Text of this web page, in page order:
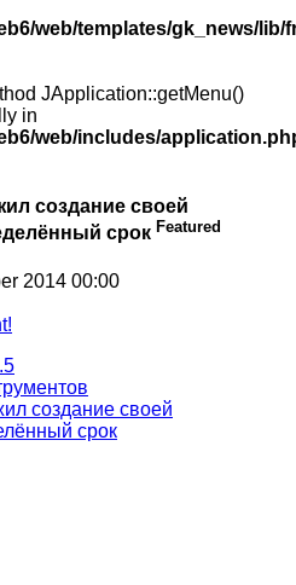
web/templates/gk_news/
JApplication::getMenu()
in
web/includes/
создание своей
срок Featured
2014 00:00